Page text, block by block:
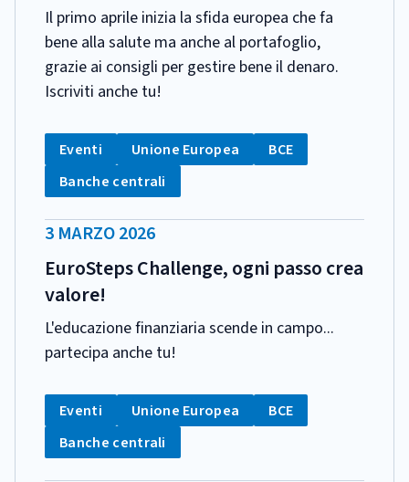
Il primo aprile inizia la sfida europea che fa
bene alla salute ma anche al portafoglio,
grazie ai consigli per gestire bene il denaro.
Iscriviti anche tu!
CATEGORIA:
Tag:
Eventi Tag:
Unione Europea Tag:
BCE
Tag:
Banche centrali
DATA
PUBBLICAZIONE:
3 MARZO 2026
EuroSteps Challenge, ogni passo crea
valore!
L'educazione finanziaria scende in campo...
partecipa anche tu!
CATEGORIA:
Tag:
Eventi Tag:
Unione Europea Tag:
BCE
Tag:
Banche centrali